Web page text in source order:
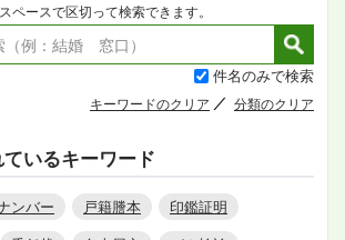
ペースで区切って検索できます。
件名のみで検索
キーワードのクリア 分類のクリア
いるキーワード
ンバー 戸籍謄本
印鑑証明